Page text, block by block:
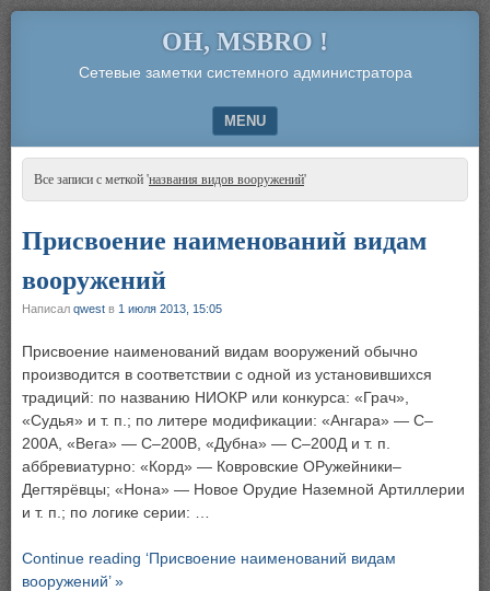
OH, MSBRO !
Сетевые заметки системного администратора
MENU
SKIP TO CONTENT
Все записи с меткой 'названия видов вооружений'
Присвоение наименований видам
вооружений
Написал qwest в 1 июля 2013, 15:05
Присвоение наименований видам вооружений обычно
производится в соответствии с одной из установившихся
традиций: по названию НИОКР или конкурса: «Грач»,
«Судья» и т. п.; по литере модификации: «Ангара» — С–
200А, «Вега» — С–200В, «Дубна» — С–200Д и т. п.
аббревиатурно: «Корд» — Ковровские ОРужейники–
Дегтярёвцы; «Нона» — Новое Орудие Наземной Артиллерии
и т. п.; по логике серии: …
Continue reading ‘Присвоение наименований видам
вооружений’ »